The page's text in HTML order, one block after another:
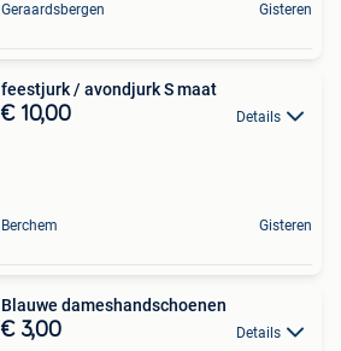
Geraardsbergen Gisteren
feestjurk / avondjurk S maat
€ 10,00 Details
Berchem Gisteren
Blauwe dameshandschoenen
€ 3,00 Details